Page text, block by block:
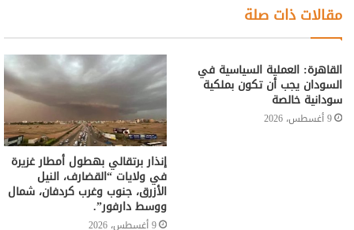
مقالات ذات صلة
القاهرة: العملية السياسية في
السودان يجب أن تكون بملكية
سودانية خالصة
9 أغسطس، 2026
إنذار برتقالي بهطول أمطار غزيرة
في ولايات “القضارف، النيل
الأزرق، جنوب وغرب كردفان، شمال
ووسط دارفور”.
9 أغسطس، 2026